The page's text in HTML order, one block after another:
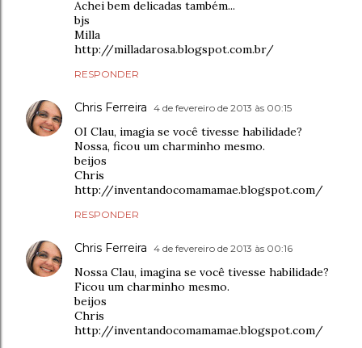
Achei bem delicadas também...
bjs
Milla
http://milladarosa.blogspot.com.br/
RESPONDER
Chris Ferreira 4 de fevereiro de 2013 às 00:15
OI Clau, imagia se você tivesse habilidade?
Nossa, ficou um charminho mesmo.
beijos
Chris
http://inventandocomamamae.blogspot.com/
RESPONDER
Chris Ferreira 4 de fevereiro de 2013 às 00:16
Nossa Clau, imagina se você tivesse habilidade?
Ficou um charminho mesmo.
beijos
Chris
http://inventandocomamamae.blogspot.com/